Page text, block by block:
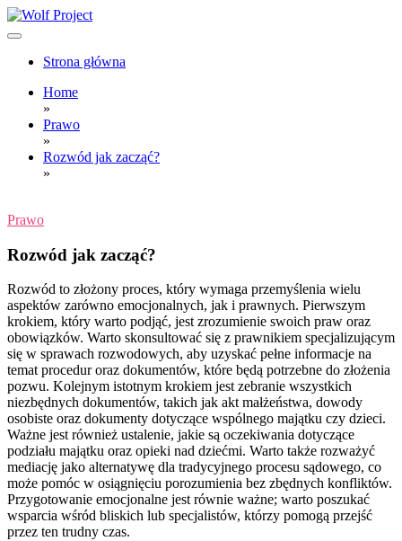
Skip
to
Wolf Project
Strona główna
Home
»
Prawo
»
Rozwód jak zacząć?
»
Prawo
Rozwód jak zacząć?
Rozwód to złożony proces, który wymaga przemyślenia wielu
aspektów zarówno emocjonalnych, jak i prawnych. Pierwszym
krokiem, który warto podjąć, jest zrozumienie swoich praw oraz
obowiązków. Warto skonsultować się z prawnikiem specjalizującym
się w sprawach rozwodowych, aby uzyskać pełne informacje na
temat procedur oraz dokumentów, które będą potrzebne do złożenia
pozwu. Kolejnym istotnym krokiem jest zebranie wszystkich
niezbędnych dokumentów, takich jak akt małżeństwa, dowody
osobiste oraz dokumenty dotyczące wspólnego majątku czy dzieci.
Ważne jest również ustalenie, jakie są oczekiwania dotyczące
podziału majątku oraz opieki nad dziećmi. Warto także rozważyć
mediację jako alternatywę dla tradycyjnego procesu sądowego, co
może pomóc w osiągnięciu porozumienia bez zbędnych konfliktów.
Przygotowanie emocjonalne jest równie ważne; warto poszukać
wsparcia wśród bliskich lub specjalistów, którzy pomogą przejść
przez ten trudny czas.